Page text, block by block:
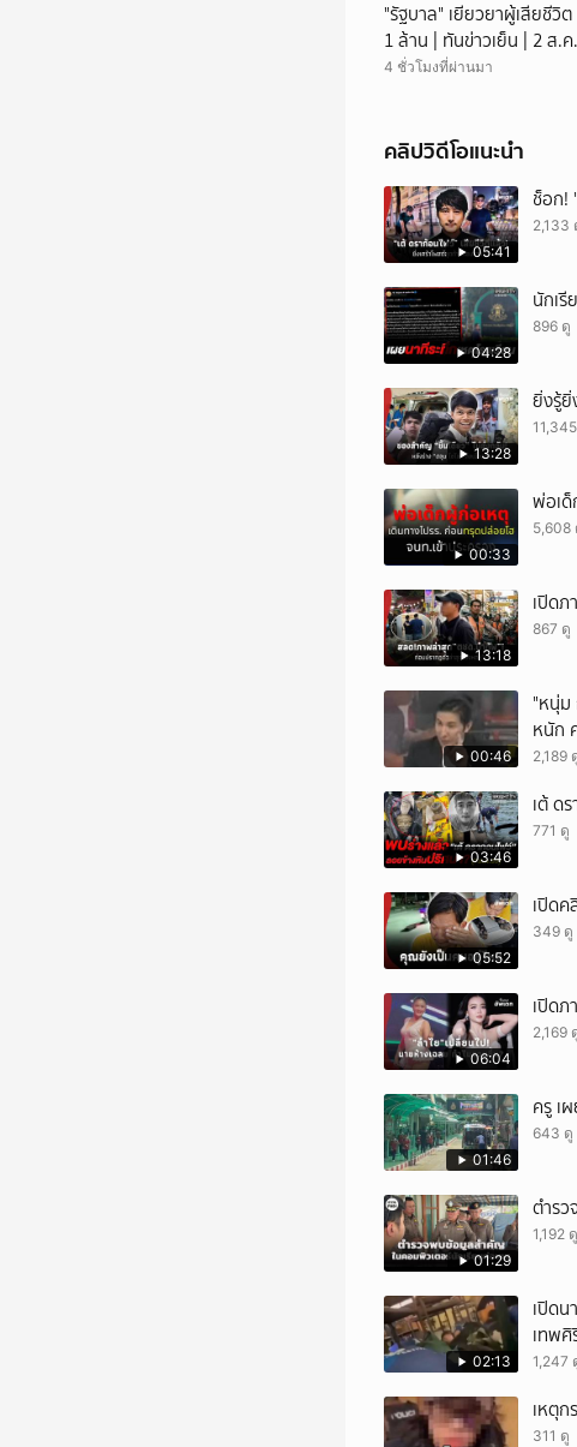
"รัฐบาล" เยียวยาผู้เสียชีวิ
1 ล้าน | ทันข่าวเย็น | 2 ส.
4 ชั่วโมงที่ผ่านมา
คลิปวิดีโอแนะนำ
05:41
ช็อก!
2,133
04:28
นักเรี
896 ดู
13:28
ยิ่งรู้ยิ่
00:33
พ่อเด็
5,608
13:18
เปิด
867 ดู
00:46
"หนุ่ม
หนัก
2,189
03:46
เต้ ด
771 ดู
05:52
เปิดค
349 ดู
06:04
เปิดภ
2,169
01:46
ครู เ
643 ดู
01:29
ตำรว
1,192 ดู
02:13
เปิดน
เทพ
1,247
เหตุ
311 ดู